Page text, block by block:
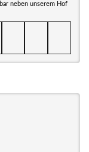
neben unserem Hof